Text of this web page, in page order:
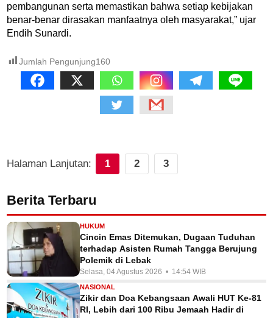
pembangunan serta memastikan bahwa setiap kebijakan
benar-benar dirasakan manfaatnya oleh masyarakat,” ujar
Endih Sunardi.
Jumlah Pengunjung160
Halaman Lanjutan: 1 2 3
Berita Terbaru
HUKUM
Cincin Emas Ditemukan, Dugaan Tuduhan
terhadap Asisten Rumah Tangga Berujung
Polemik di Lebak
Selasa, 04 Agustus 2026 • 14:54 WIB
NASIONAL
Zikir dan Doa Kebangsaan Awali HUT Ke-81
RI, Lebih dari 100 Ribu Jemaah Hadir di